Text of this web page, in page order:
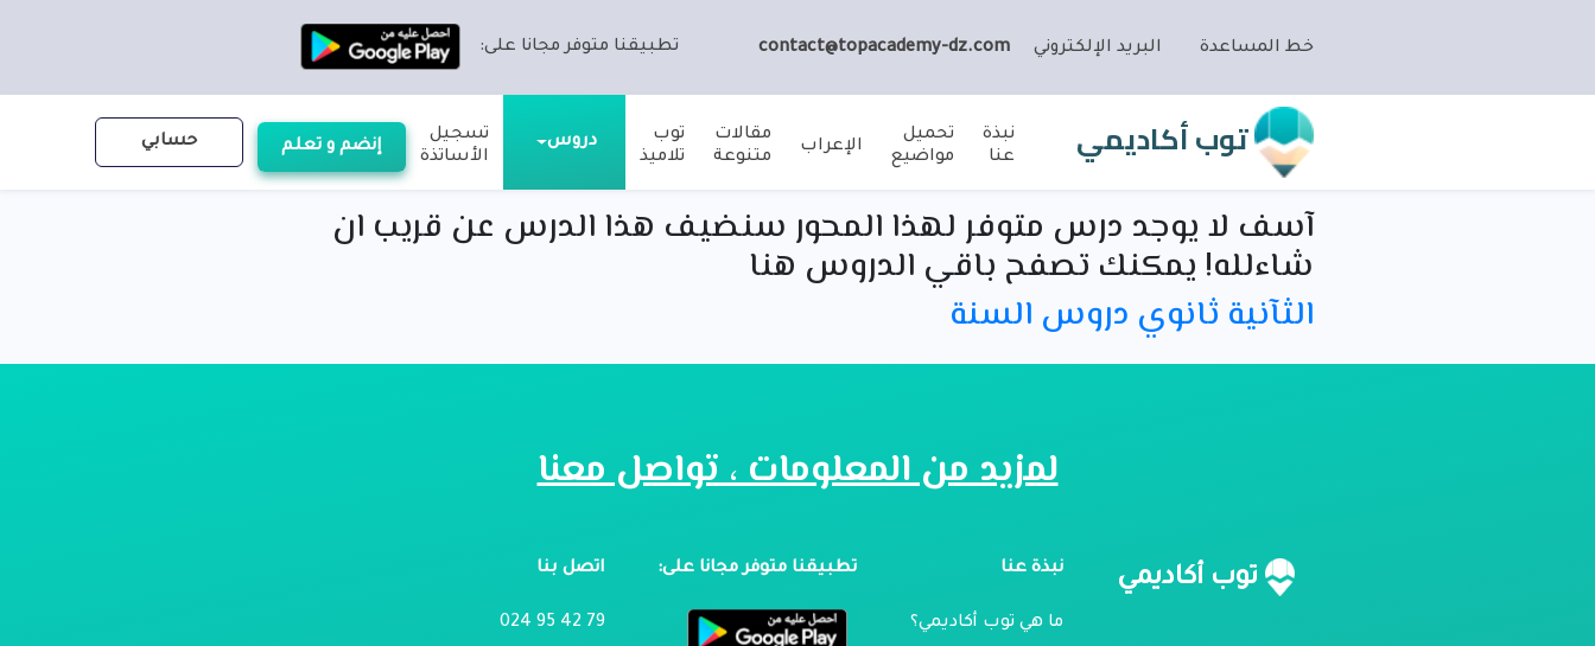
خط المساعدة البريد الإلكتروني contact@topacademy-dz.com تطبيقنا متوفر مجانا على:
توب أكاديمي
نبذة
عنا
تحميل
مواضيع
الإعراب
مقالات
متنوعة
توب
تلاميذ
دروس
تسجيل
الأساتذة
إنضم و تعلم حسابي
آسف لا يوجد درس متوفر لهذا المحور سنضيف هذا الدرس عن قريب ان
شاءلله! يمكنك تصفح باقي الدروس هنا
الثآنية ثانوي دروس السنة
لمزيد من المعلومات ، تواصل معنا
توب أكاديمي نبذة عنا
ما هي توب أكاديمي؟
تطبيقنا متوفر مجانا على: اتصل بنا
79 42 95 024